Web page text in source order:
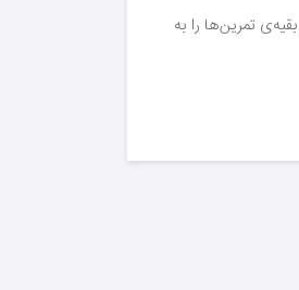
تمرین‌ها را به